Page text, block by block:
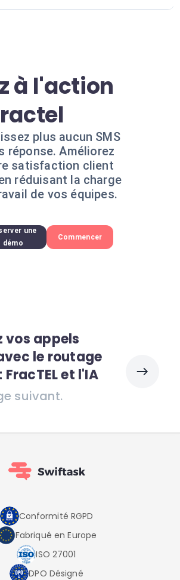
à l'action
plus aucun SMS
réponse. Améliorez
satisfaction client
réduisant la charge
de vos équipes.
une
démo
Commencer
vos appels
le routage
et l'IA
suivant.
Conformité RGPD
Fabriqué en Europe
ISO 27001
DPO Désigné